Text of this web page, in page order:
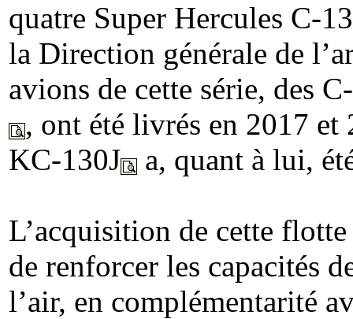
quatre Super Hercules C-
la Direction générale de
avions de cette série, des
, ont été livrés en 2017
KC-130J
a, quant à lui,
L’acquisition de cette
de renforcer les capacités
l’air, en complémentarité